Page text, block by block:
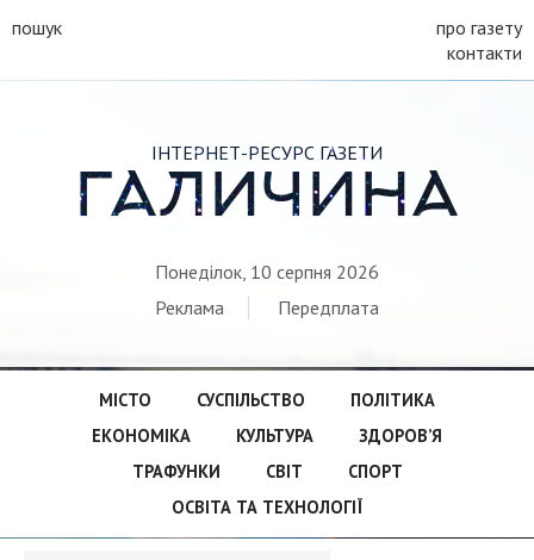
пошук
про газету
контакти
ІНТЕРНЕТ-РЕСУРС ГАЗЕТИ
ГАЛИЧИНА
Понеділок, 10 серпня 2026
Реклама
Передплата
МІСТО СУСПІЛЬСТВО
ПОЛІТИКА
ЕКОНОМІКА
КУЛЬТУРА
ЗДОРОВ’Я
ТРАФУНКИ
СВІТ
СПОРТ
ОСВІТА ТА ТЕХНОЛОГІЇ